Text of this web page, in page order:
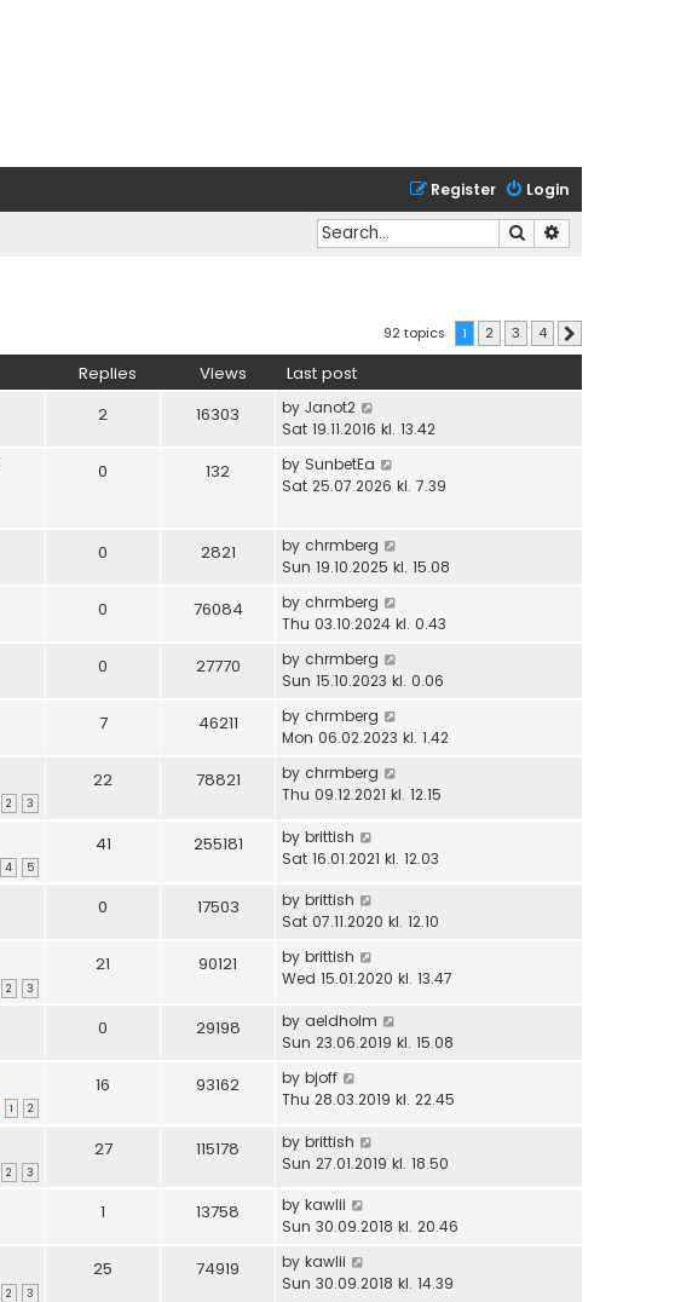
Login
Register
Search
92 topics 1 2 3 4
Replies Views Last post
2 16303 by Janot2
Sat 19.11.2016 kl. 13.42
0 132 by SunbetEa
Sat 25.07.2026 kl. 7.39
0 2821 by chrmberg
Sun 19.10.2025 kl. 15.08
0 76084 by chrmberg
Thu 03.10.2024 kl. 0.43
0 27770 by chrmberg
Sun 15.10.2023 kl. 0.06
7 46211 by chrmberg
Mon 06.02.2023 kl. 1.42
2 3
22 78821 by chrmberg
Thu 09.12.2021 kl. 12.15
4 5
41 255181 by brittish
Sat 16.01.2021 kl. 12.03
0 17503 by brittish
Sat 07.11.2020 kl. 12.10
2 3
21 90121 by brittish
Wed 15.01.2020 kl. 13.47
0 29198 by aeldholm
Sun 23.06.2019 kl. 15.08
1 2
16 93162 by bjoff
Thu 28.03.2019 kl. 22.45
2 3
27 115178 by brittish
Sun 27.01.2019 kl. 18.50
1 13758 by kawlii
Sun 30.09.2018 kl. 20.46
2 3
25 74919 by kawlii
Sun 30.09.2018 kl. 14.39